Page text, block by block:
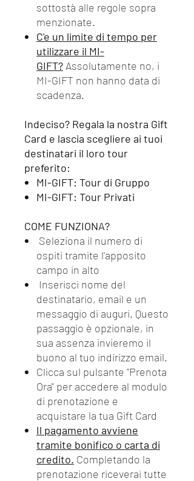
sottostà alle regole sopra
menzionate.
C'e un limite di tempo per
utilizzare il MI-
GIFT? Assolutamente no, i
MI-GIFT non hanno data di
scadenza.
Indeciso? Regala la nostra Gift
Card e lascia scegliere ai tuoi
destinatari il loro tour
preferito:
MI-GIFT: Tour di Gruppo
MI-GIFT: Tour Privati
COME FUNZIONA?
Seleziona il numero di
ospiti tramite l'apposito
campo in alto
Inserisci nome del
destinatario, email e un
messaggio di auguri. Questo
passaggio è opzionale, in
sua assenza invieremo il
buono al tuo indirizzo email.
Clicca sul pulsante "Prenota
Ora" per accedere al modulo
di prenotazione e
acquistare la tua Gift Card
Il pagamento avviene
tramite bonifico o carta di
credito. Completando la
prenotazione riceverai tutte